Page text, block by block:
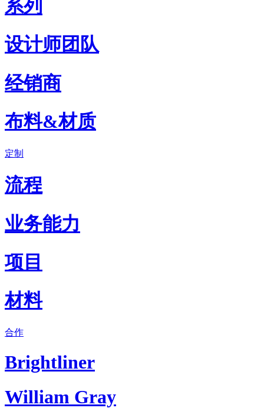
系列
设计师团队
经销商
布料&材质
定制
流程
业务能力
项目
材料
合作
Brightliner
William Gray